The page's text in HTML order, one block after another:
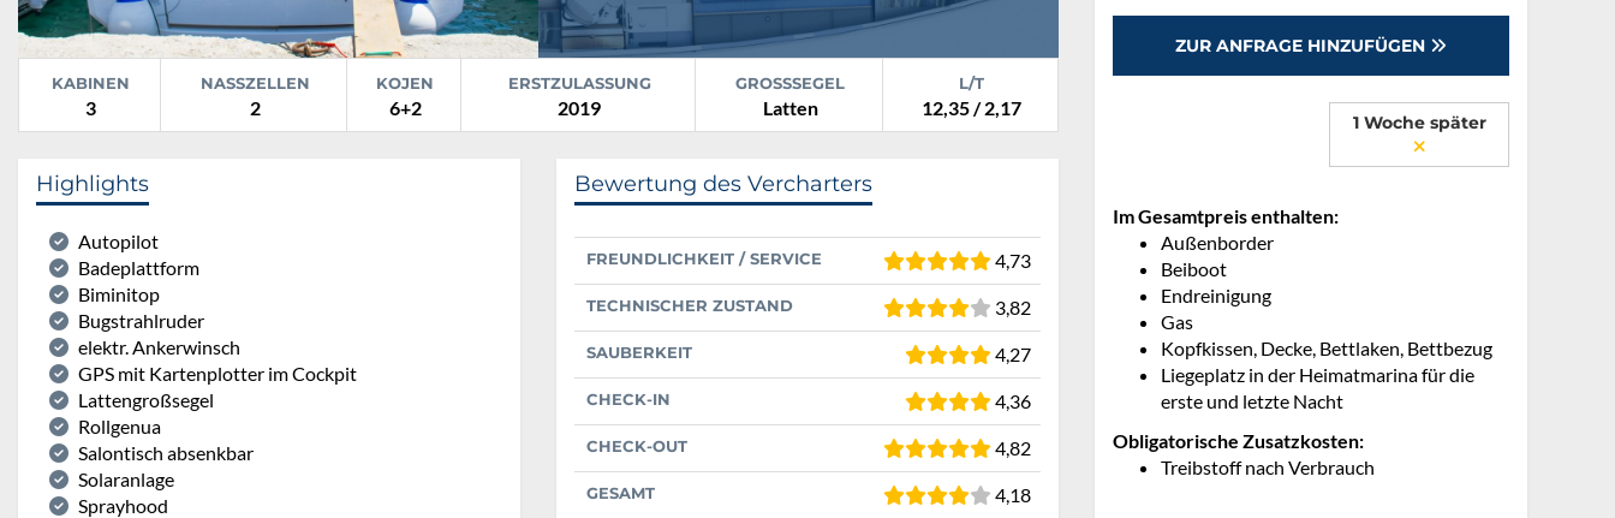
KABINEN
3
NASSZELLEN
2
KOJEN
6+2
ERSTZULASSUNG
2019
GROSSSEGEL
Latten
L/T
12,35 / 2,17
Highlights
Autopilot
Badeplattform
Biminitop
Bugstrahlruder
elektr. Ankerwinsch
GPS mit Kartenplotter im Cockpit
Lattengroßsegel
Rollgenua
Salontisch absenkbar
Solaranlage
Sprayhood
Bewertung des Vercharters
FREUNDLICHKEIT / SERVICE 4,73
TECHNISCHER ZUSTAND 3,82
SAUBERKEIT 4,27
CHECK-IN 4,36
CHECK-OUT 4,82
GESAMT 4,18
ZUR ANFRAGE HINZUFÜGEN
1 Woche später
Im Gesamtpreis enthalten:
Außenborder
Beiboot
Endreinigung
Gas
Kopfkissen, Decke, Bettlaken, Bettbezug
Liegeplatz in der Heimatmarina für die
erste und letzte Nacht
Obligatorische Zusatzkosten:
Treibstoff nach Verbrauch